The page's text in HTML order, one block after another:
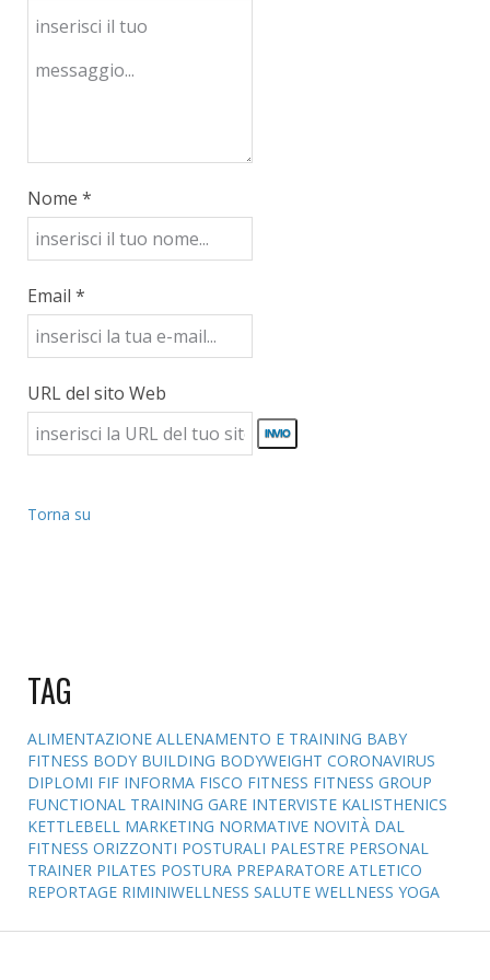
Nome *
Email *
URL del sito Web
Torna su
TAG
ALIMENTAZIONE ALLENAMENTO E TRAINING BABY
FITNESS BODY BUILDING BODYWEIGHT CORONAVIRUS
DIPLOMI FIF INFORMA FISCO FITNESS FITNESS GROUP
FUNCTIONAL TRAINING GARE INTERVISTE KALISTHENICS
KETTLEBELL MARKETING NORMATIVE NOVITÀ DAL
FITNESS ORIZZONTI POSTURALI PALESTRE PERSONAL
TRAINER PILATES POSTURA PREPARATORE ATLETICO
REPORTAGE RIMINIWELLNESS SALUTE WELLNESS YOGA